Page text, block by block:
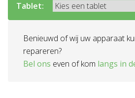
Tablet:
Benieuwd of wij uw apparaat
repareren?
Bel ons even of kom langs in